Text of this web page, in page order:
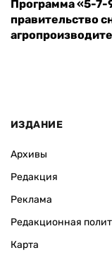
Программа «5-7-
правительство
ИЗДАНИЕ
Архивы
Редакция
Реклама
Редакционная
Карта